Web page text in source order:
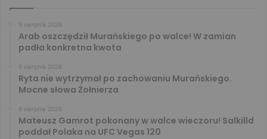
9 sierpnia 2026
Arab oszczędził Murańskiego po walce! W zamian
padła konkretna kwota
9 sierpnia 2026
Ryta nie wytrzymał po zachowaniu Murańskiego.
Mocne słowa Żołnierza
9 sierpnia 2026
Mateusz Gamrot pokonany w walce wieczoru! Salkilld
poddał Polaka na UFC Vegas 120